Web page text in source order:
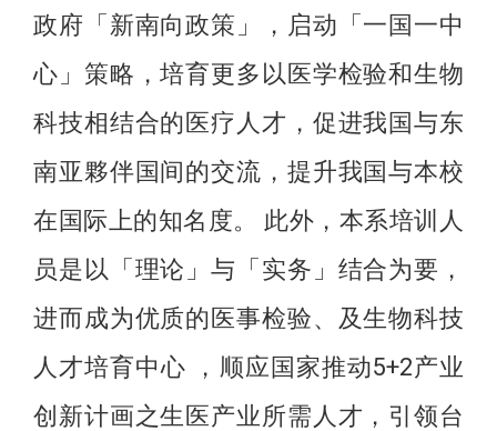
政府「新南向政策」，启动「一国一中
心」策略，培育更多以医学检验和生物
科技相结合的医疗人才，促进我国与东
南亚夥伴国间的交流，提升我国与本校
在国际上的知名度。 此外，本系培训人
员是以「理论」与「实务」结合为要，
进而成为优质的医事检验、及生物科技
人才培育中心 ，顺应国家推动5+2产业
创新计画之生医产业所需人才，引领台